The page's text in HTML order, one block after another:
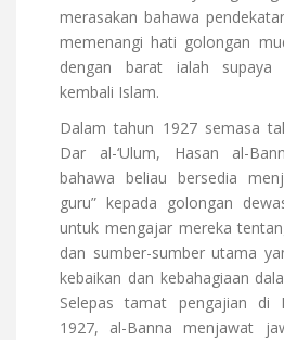
merasakan bahawa
memenangi hati golongan
dengan barat ialah supaya
kembali Islam.
Dalam tahun 1927 semasa
Dar al-‘Ulum, Hasan al-
bahawa beliau bersedia
guru” kepada golongan
untuk mengajar mereka
dan sumber-sumber utama
kebaikan dan kebahagiaan
Selepas tamat pengajian di
1927, al-Banna menjawat